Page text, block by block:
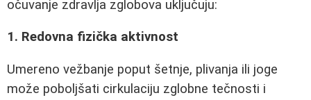
očuvanje zdravlja zglobova uključuju:
1. Redovna fizička aktivnost
Umereno vežbanje poput šetnje, plivanja ili joge
može poboljšati cirkulaciju zglobne tečnosti i